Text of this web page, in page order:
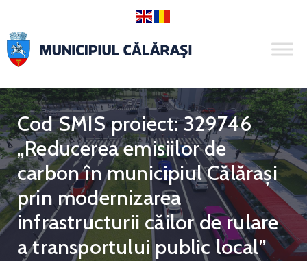
Cod SMIS proiect: 329746
„Reducerea emisiilor de
carbon în municipiul Călărași
prin modernizarea
infrastructurii căilor de rulare
a transportului public local”